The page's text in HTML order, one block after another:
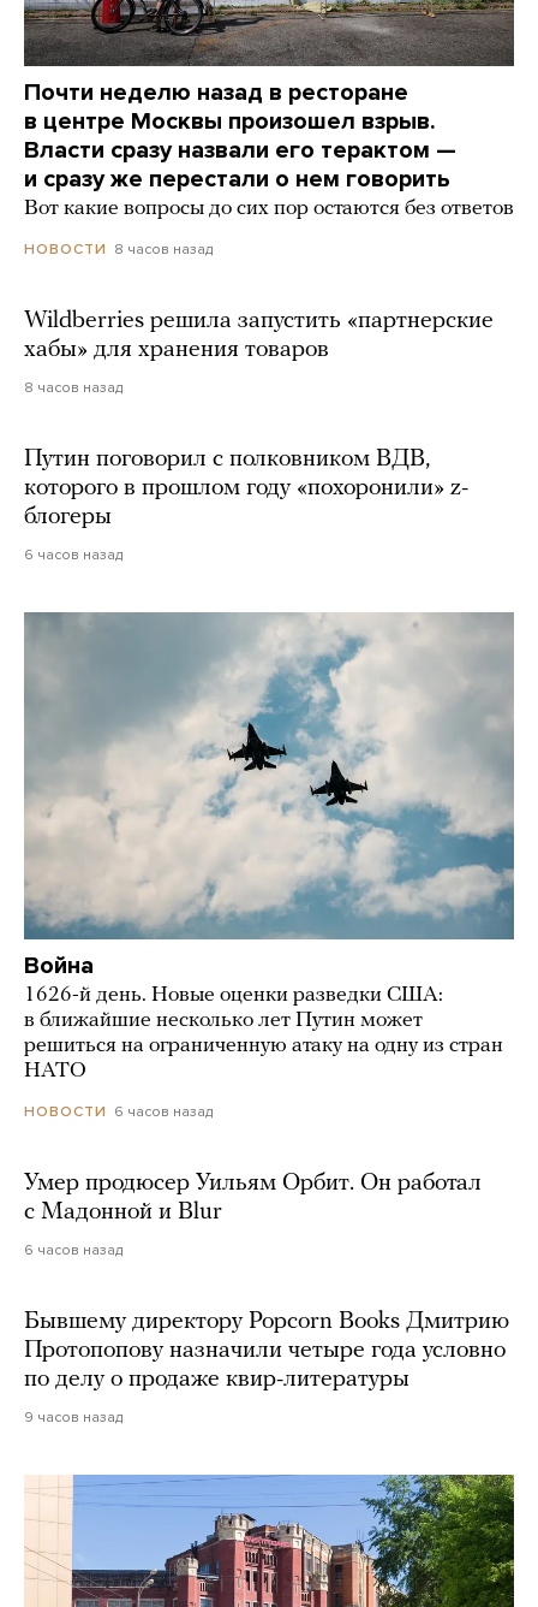
Почти неделю назад в ресторане
в центре Москвы произошел взрыв.
Власти сразу назвали его терактом —
и сразу же перестали о нем говорить
Вот какие вопросы до сих пор остаются без ответов
НОВОСТИ 8 часов назад
Wildberries решила запустить «партнерские
хабы» для хранения товаров
8 часов назад
Путин поговорил с полковником ВДВ,
которого в прошлом году «похоронили» z-
блогеры
6 часов назад
Война
1626-й день. Новые оценки разведки США:
в ближайшие несколько лет Путин может
решиться на ограниченную атаку на одну из стран
НАТО
НОВОСТИ 6 часов назад
Умер продюсер Уильям Орбит. Он работал
с Мадонной и Blur
6 часов назад
Бывшему директору Popcorn Books Дмитрию
Протопопову назначили четыре года условно
по делу о продаже квир-литературы
9 часов назад